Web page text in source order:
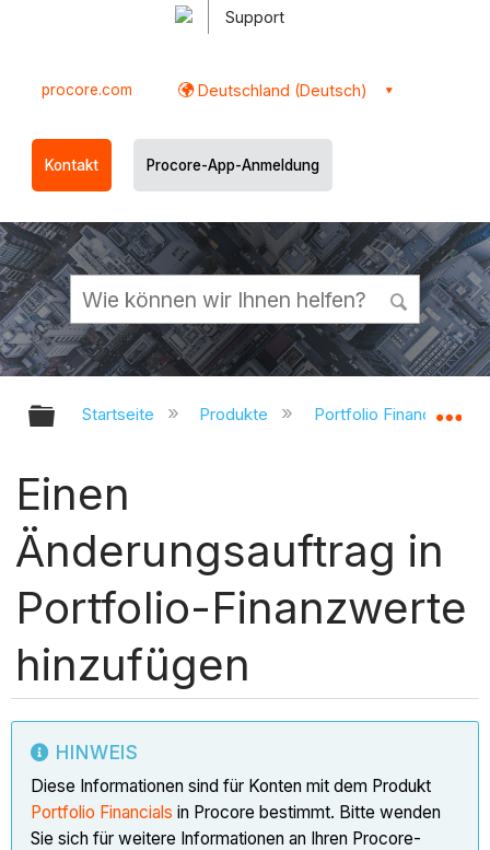
Support
procore.com Deutschland (Deutsch)
Kontakt Procore-App-Anmeldung
Globale Hierarchie auf- und
Startseite Produkte Portfolio Financials
Einen
Änderungsauftrag in
Portfolio-Finanzwerte
hinzufügen
HINWEIS
Diese Informationen sind für Konten mit dem Produkt
Portfolio Financials in Procore bestimmt. Bitte wenden
Sie sich für weitere Informationen an Ihren Procore-